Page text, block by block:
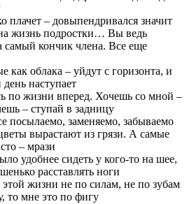
плачет – довыпендривался значит
жизнь подростки… Вы ведь
самый кончик члена. Все еще
как облака – уйдут с горизонта, и
наступает
по жизни вперед. Хочешь со мной –
– ступай в задницу
посылаемо, заменяемо, забываемо
вырастают из грязи. А самые
– мрази
удобнее сидеть у кого-то на шее,
расставлять ноги
жизни не по силам, не по зубам
то мне это по фигу